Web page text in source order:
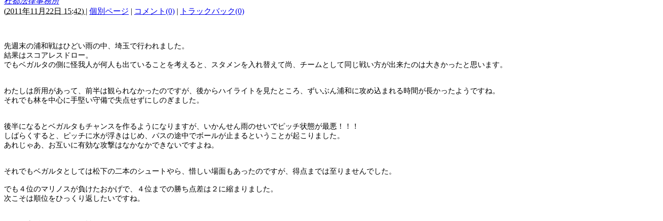
(2011年11月22日 15:42) | 個別ページ | コメント(0) | トラックバック(0)
先週末の浦和戦はひどい雨の中、埼玉で行われました。
結果はスコアレスドロー。
でもベガルタの側に怪我人が何人も出ていることを考えると、スタメンを入れ替えて尚、チームとして同じ戦い方が出来たのは大きかったと思います。
わたしは所用があって、前半は観られなかったのですが、後からハイライトを見たところ、ずいぶん浦和に攻め込まれる時間が長かったようですね。
それでも林を中心に手堅い守備で失点せずにしのぎました。
後半になるとベガルタもチャンスを作るようになりますが、いかんせん雨のせいでピッチ状態が最悪！！！
しばらくすると、ピッチに水が浮きはじめ、パスの途中でボールが止まるということが起こりました。
あれじゃあ、お互いに有効な攻撃はなかなかできないですよね。
それでもベガルタとしては松下の二本のシュートやら、惜しい場面もあったのですが、得点までは至りませんでした。
でも４位のマリノスが負けたおかげで、４位までの勝ち点差は２に縮まりました。
次こそは順位をひっくり返したいですね。